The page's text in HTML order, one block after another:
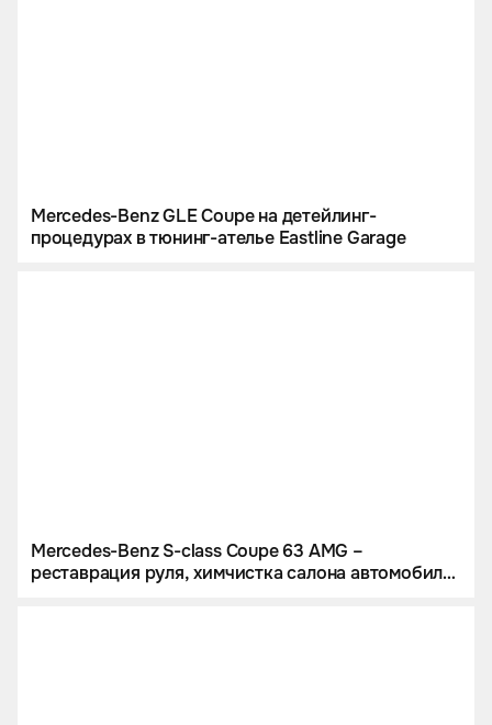
Mercedes-Benz GLE Coupe на детейлинг-
процедурах в тюнинг-ателье Eastline Garage
Mercedes-Benz S-class Coupe 63 AMG –
реставрация руля, химчистка салона автомобиля